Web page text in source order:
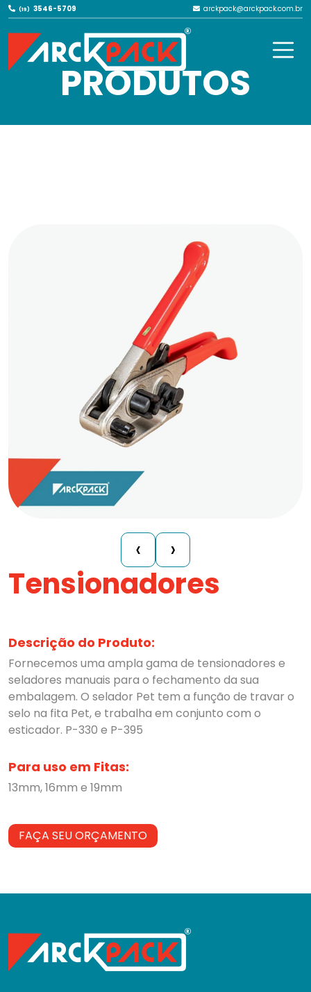
(19) 3546-5709 arckpack@arckpack.com.br
NOSSOS
PRODUTOS
‹ ›
Tensionadores
Descrição do Produto:
Fornecemos uma ampla gama de tensionadores e
seladores manuais para o fechamento da sua
embalagem. O selador Pet tem a função de travar o
selo na fita Pet, e trabalha em conjunto com o
esticador. P-330 e P-395
Para uso em Fitas:
13mm, 16mm e 19mm
FAÇA SEU ORÇAMENTO